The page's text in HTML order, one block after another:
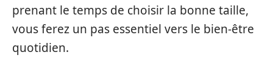
prenant le temps de choisir la bonne taille,
vous ferez un pas essentiel vers le bien-être
quotidien.